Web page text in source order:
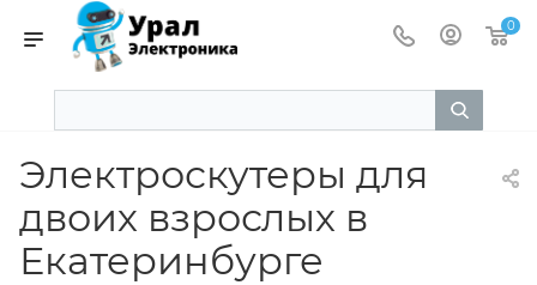
0
Электроскутеры для
двоих взрослых в
Екатеринбурге